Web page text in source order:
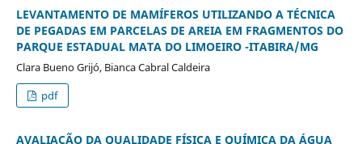
LEVANTAMENTO DE MAMÍFEROS UTILIZANDO A TÉCNICA
DE PEGADAS EM PARCELAS DE AREIA EM FRAGMENTOS DO
PARQUE ESTADUAL MATA DO LIMOEIRO -ITABIRA/MG
Clara Bueno Grijó, Bianca Cabral Caldeira
pdf
AVALIAÇÃO DA QUALIDADE FÍSICA E QUÍMICA DA ÁGUA